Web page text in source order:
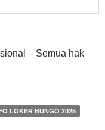
– Semua hak
LOKER BUNGO 2025